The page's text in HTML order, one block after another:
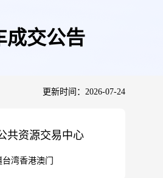
成交公告
更新时间：2026-07-24
共资源交易中心
台湾香港澳门